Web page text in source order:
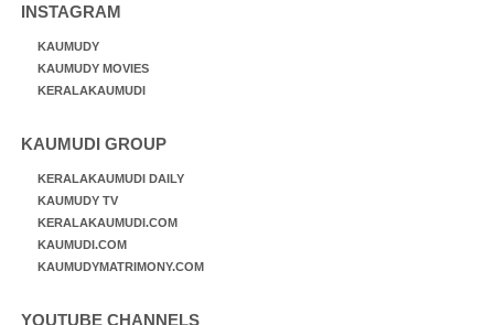
INSTAGRAM
KAUMUDY
KAUMUDY MOVIES
KERALAKAUMUDI
KAUMUDI GROUP
KERALAKAUMUDI DAILY
KAUMUDY TV
KERALAKAUMUDI.COM
KAUMUDI.COM
KAUMUDYMATRIMONY.COM
YOUTUBE CHANNELS